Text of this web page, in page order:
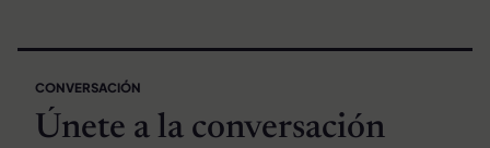
CONVERSACIÓN
Únete a la conversación